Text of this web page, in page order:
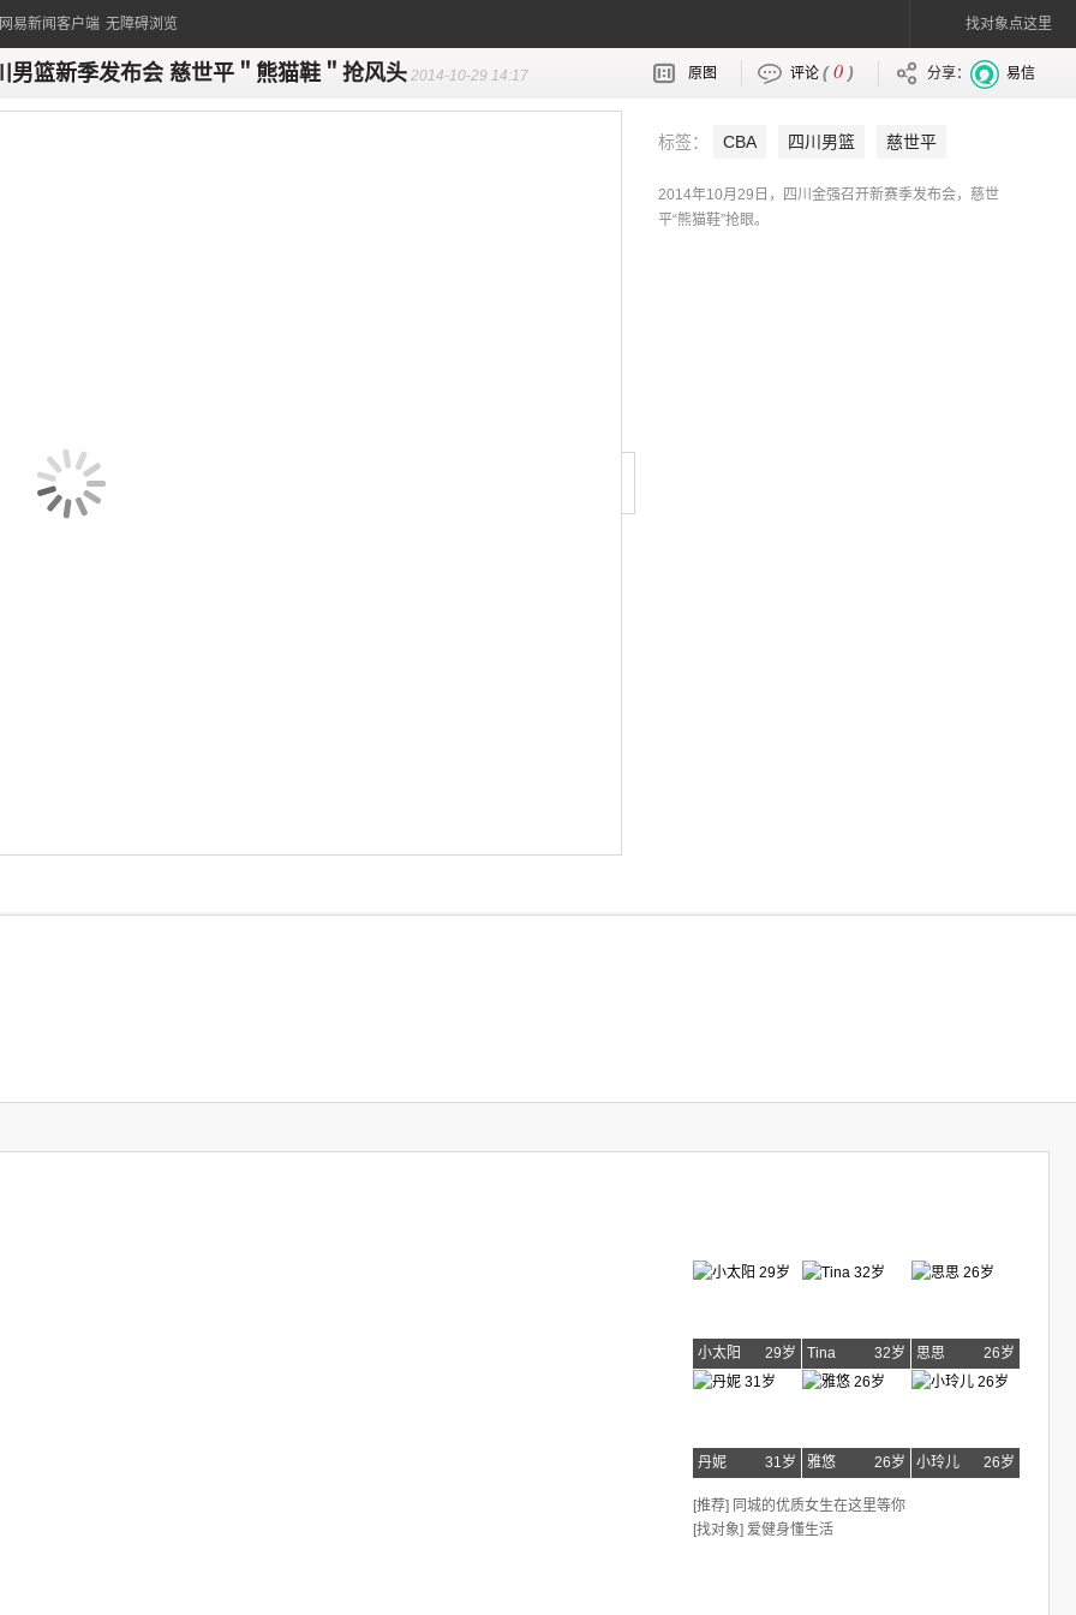
易新闻客户端 无障碍浏览 找对象点这里
男篮新季发布会 慈世平＂熊猫鞋＂抢风头 2014-10-29 14:17 原图 评论 (0 ) 分享： 易信
标签： CBA 四川男篮 慈世平
2014年10月29日，四川金强召开新赛季发布会，慈世
平“熊猫鞋”抢眼。
小太阳 29岁 Tina 32岁 思思 26岁
丹妮 31岁 雅悠 26岁 小玲儿 26岁
[推荐] 同城的优质女生在这里等你
[找对象] 爱健身懂生活